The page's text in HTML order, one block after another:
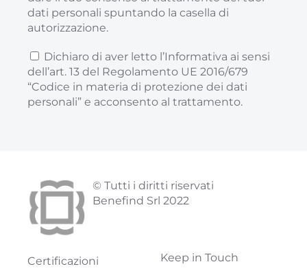
dati personali spuntando la casella di
autorizzazione.
Dichiaro di aver letto l’Informativa ai sensi
dell’art. 13 del Regolamento UE 2016/679
“Codice in materia di protezione dei dati
personali” e acconsento al trattamento.
© Tutti i diritti riservati
Benefind Srl 2022
Certificazioni Keep in Touch